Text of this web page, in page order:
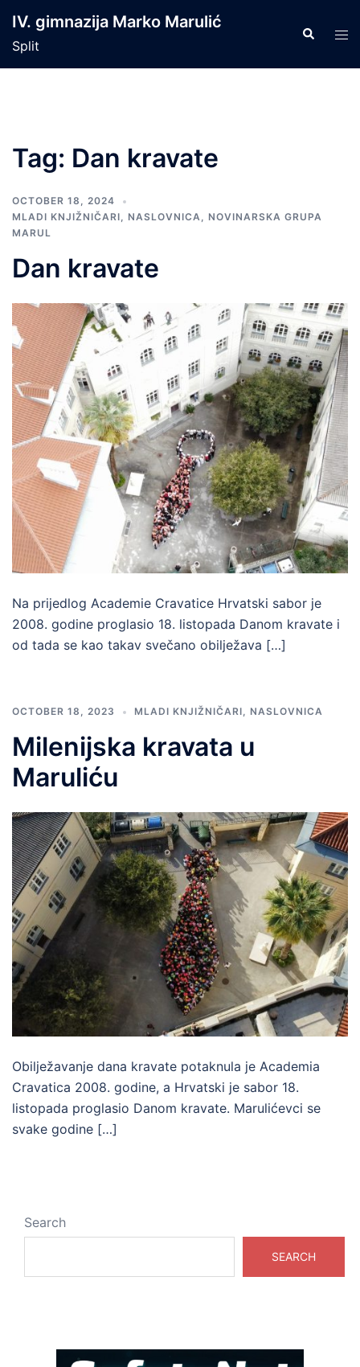
content
IV. gimnazija Marko Marulić
Split
Search
Tag: Dan kravate
OCTOBER 18, 2024
MLADI KNJIŽNIČARI, NASLOVNICA, NOVINARSKA GRUPA
MARUL
Dan kravate
Na prijedlog Academie Cravatice Hrvatski sabor je
2008. godine proglasio 18. listopada Danom kravate i
od tada se kao takav svečano obilježava […]
OCTOBER 18, 2023 MLADI KNJIŽNIČARI, NASLOVNICA
Milenijska kravata u
Maruliću
Obilježavanje dana kravate potaknula je Academia
Cravatica 2008. godine, a Hrvatski je sabor 18.
listopada proglasio Danom kravate. Marulićevci se
svake godine […]
Search
SEARCH